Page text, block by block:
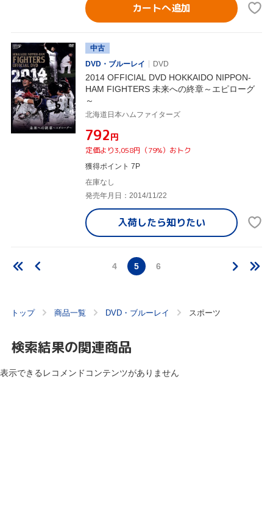
カートへ追加
中古
DVD・ブルーレイ
DVD
2014 OFFICIAL DVD HOKKAIDO NIPPON-
HAM FIGHTERS 未来への終章～エピローグ
～
北海道日本ハムファイターズ
¥792円
定価より3,058円（79%）おトク
獲得ポイント 7P
在庫なし
発売年月日：2014/11/22
入荷したら知りたい
4 5 6
トップ 商品一覧 DVD・ブルーレイ スポーツ
検索結果の関連商品
表示できるレコメンドコンテンツがありません